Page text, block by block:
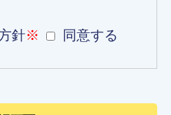
針※ 同意する